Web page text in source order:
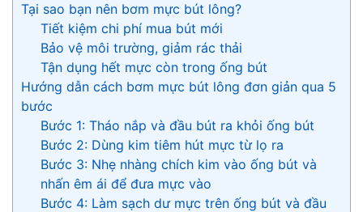
Tại sao bạn nên bơm mực bút lông?
Tiết kiệm chi phí mua bút mới
Bảo vệ môi trường, giảm rác thải
Tận dụng hết mực còn trong ống bút
Hướng dẫn cách bơm mực bút lông đơn giản qua 5
bước
Bước 1: Tháo nắp và đầu bút ra khỏi ống bút
Bước 2: Dùng kim tiêm hút mực từ lọ ra
Bước 3: Nhẹ nhàng chích kim vào ống bút và
nhấn êm ái để đưa mực vào
Bước 4: Làm sạch dư mực trên ống bút và đầu